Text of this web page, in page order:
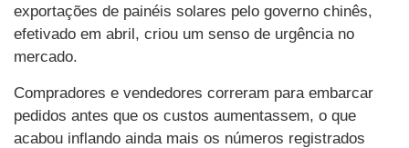
exportações de painéis solares pelo governo chinês,
efetivado em abril, criou um senso de urgência no
mercado.
Compradores e vendedores correram para embarcar
pedidos antes que os custos aumentassem, o que
acabou inflando ainda mais os números registrados